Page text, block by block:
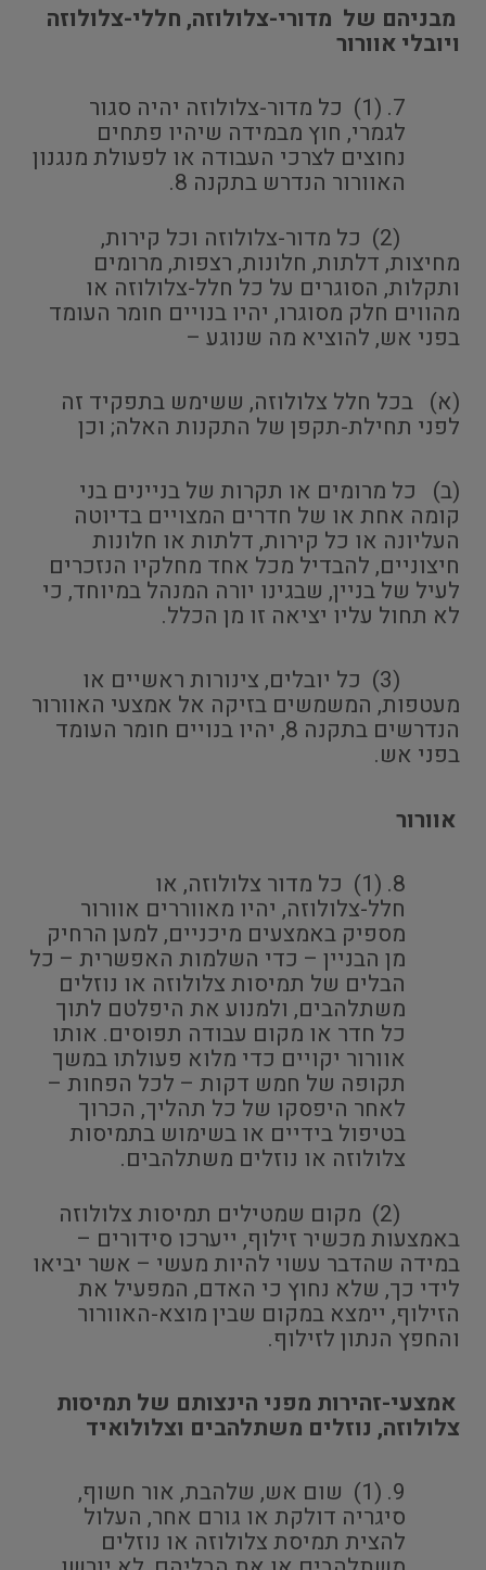
מבניהם של מדורי-צלולוזה, חללי-צלולוזה
ויובלי אוורור
(1) כל מדור-צלולוזה יהיה סגור
לגמרי, חוץ מבמידה שיהיו פתחים
נחוצים לצרכי העבודה או לפעולת מנגנון
האוורור הנדרש בתקנה 8.
(2) כל מדור-צלולוזה וכל קירות,
מחיצות, דלתות, חלונות, רצפות, מרומים
ותקלות, הסוגרים על כל חלל-צלולוזה או
מהווים חלק מסוגרו, יהיו בנויים חומר העומד
בפני אש, להוציא מה שנוגע –
(א) בכל חלל צלולוזה, ששימש בתפקיד זה
לפני תחילת-תקפן של התקנות האלה; וכן
(ב) כל מרומים או תקרות של בניינים בני
קומה אחת או של חדרים המצויים בדיוטה
העליונה או כל קירות, דלתות או חלונות
חיצוניים, להבדיל מכל אחד מחלקיו הנזכרים
לעיל של בניין, שבגינו יורה המנהל במיוחד, כי
לא תחול עליו יציאה זו מן הכלל.
(3) כל יובלים, צינורות ראשיים או
מעטפות, המשמשים בזיקה אל אמצעי האוורור
הנדרשים בתקנה 8, יהיו בנויים חומר העומד
בפני אש.
אוורור
(1) כל מדור צלולוזה, או
חלל-צלולוזה, יהיו מאווררים אוורור
מספיק באמצעים מיכניים, למען הרחיק
מן הבניין – כדי השלמות האפשרית – כל
הבלים של תמיסות צלולוזה או נוזלים
משתלהבים, ולמנוע את היפלטם לתוך
כל חדר או מקום עבודה תפוסים. אותו
אוורור יקויים כדי מלוא פעולתו במשך
תקופה של חמש דקות – לכל הפחות –
לאחר היפסקו של כל תהליך, הכרוך
בטיפול בידיים או בשימוש בתמיסות
צלולוזה או נוזלים משתלהבים.
(2) מקום שמטילים תמיסות צלולוזה
באמצעות מכשיר זילוף, ייערכו סידורים –
במידה שהדבר עשוי להיות מעשי – אשר יביאו
לידי כך, שלא נחוץ כי האדם, המפעיל את
הזילוף, יימצא במקום שבין מוצא-האוורור
והחפץ הנתון לזילוף.
אמצעי-זהירות מפני הינצותם של תמיסות
צלולוזה, נוזלים משתלהבים וצלולואיד
(1) שום אש, שלהבת, אור חשוף,
סיגריה דולקת או גורם אחר, העלול
להצית תמיסת צלולוזה או נוזלים